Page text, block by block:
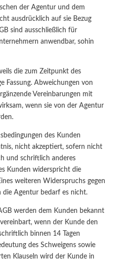
der Agentur und dem
ausdrücklich auf sie Bezug
sind ausschließlich für
anwendbar, sohin
die zum Zeitpunkt des
Fassung. Abweichungen von
Vereinbarungen mit
wenn sie von der Agentur
des Kunden
nicht akzeptiert, sofern nicht
und schriftlich anderes
Kunden widerspricht die
weiteren Widerspruchs gegen
die Agentur bedarf es nicht.
werden dem Kunden bekannt
wenn der Kunde den
binnen 14 Tagen
des Schweigens sowie
Klauseln wird der Kunde in